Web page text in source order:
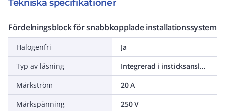
Tekniska specifikationer
Fördelningsblock för snabbkopplade installationssystem
Halogenfri
Ja
Typ av låsning
Integrerad i insticksanslutning
Märkström
20 A
Märkspänning
250 V